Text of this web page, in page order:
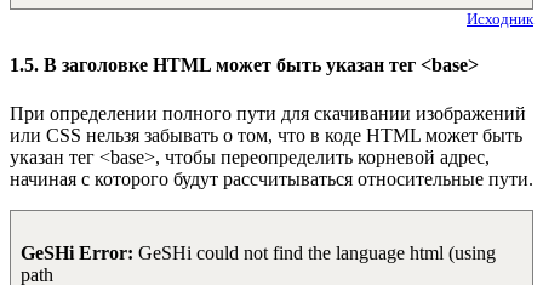
Исходник
1.5. В заголовке HTML может быть указан тег <base>
При определении полного пути для скачивании изображений
или CSS нельзя забывать о том, что в коде HTML может быть
указан тег <base>, чтобы переопределить корневой адрес,
начиная с которого будут рассчитываться относительные пути.
GeSHi Error: GeSHi could not find the language html (using
path